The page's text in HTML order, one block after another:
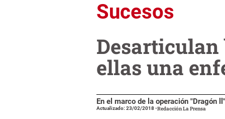
Sucesos
Desarticulan
ellas una
En el marco de la operación "Dragón
Actualizado: 23/02/2018-Redacción La Prensa